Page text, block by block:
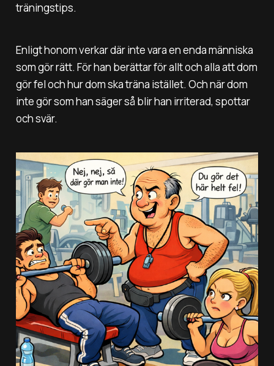
träningstips.
Enligt honom verkar där inte vara en enda människa
som gör rätt. För han berättar för allt och alla att dom
gör fel och hur dom ska träna istället. Och när dom
inte gör som han säger så blir han irriterad, spottar
och svär.